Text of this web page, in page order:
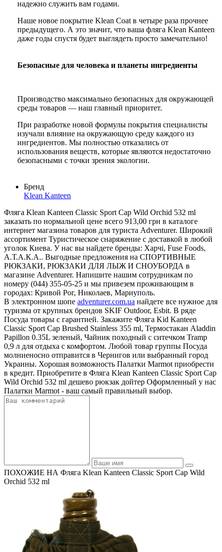
надежно служить вам годами.
Наше новое покрытие Klean Coat в четыре раза прочнее
предыдущего. А это значит, что ваша фляга Klean Kanteen
даже годы спустя будет выглядеть просто замечательно!
Безопасные для человека и планеты ингредиенты
Производство максимально безопасных для окружающей
среды товаров — наш главный приоритет.
При разработке новой формулы покрытия специалисты
изучали влияние на окружающую среду каждого из
ингредиентов. Мы полностью отказались от
использования веществ, которые являются недостаточно
безопасными с точки зрения экологии.
Бренд
Klean Kanteen
Фляга Klean Kanteen Classic Sport Cap Wild Orchid 532 ml
заказать по нормальной цене всего 913,00 грн в каталоге
интернет магазина товаров для туриста Adventurer. Широкий
ассортимент Туристическое снаряжение с доставкой в любой
уголок Киева. У нас вы найдете бренды: Харчі, Fuse Foods,
А.Т.А.К.А.. Выгодные предложения на СПОРТИВНЫЕ
РЮКЗАКИ, РЮКЗАКИ ДЛЯ ЛЫЖ И СНОУБОРДА в
магазине Adventurer. Напишите нашим сотрудникам по
номеру (044) 355-05-25 и мы привезем проживающим в
городах: Кривой Рог, Николаев, Мариуполь.
В электронном шопе adventurer.com.ua найдете все нужное для
туризма от крупных брендов SKIF Outdoor, Esbit. В ряде
Посуда товары с гарантией. Закажите Фляга Kid Kanteen
Classic Sport Cap Brushed Stainless 355 ml, Термостакан Aladdin
Papillon 0.35L зеленый, Чайник походный с ситечком Tramp
0,9 л для отдыха с комфортом. Любой товар группы Посуда
молниеносно отправится в Чернигов или выбранный город
Украины. Хорошая возможность Палатки Marmot приобрести
в кредит. Приобретите в Фляга Klean Kanteen Classic Sport Cap
Wild Orchid 532 ml дешево рюкзак дойтер Оформленный у нас
Палатки Marmot - ваш самый правильный выбор.
ПОХОЖИЕ НА Фляга Klean Kanteen Classic Sport Cap Wild
Orchid 532 ml